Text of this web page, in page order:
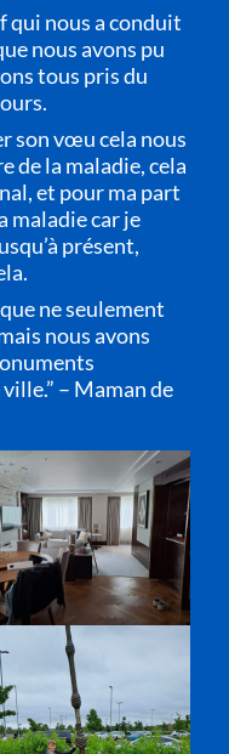
qui nous a conduit
nous avons pu
tous pris du
son vœu cela nous
de la maladie, cela
et pour ma part
maladie car je
présent,
ne seulement
nous avons
– Maman de